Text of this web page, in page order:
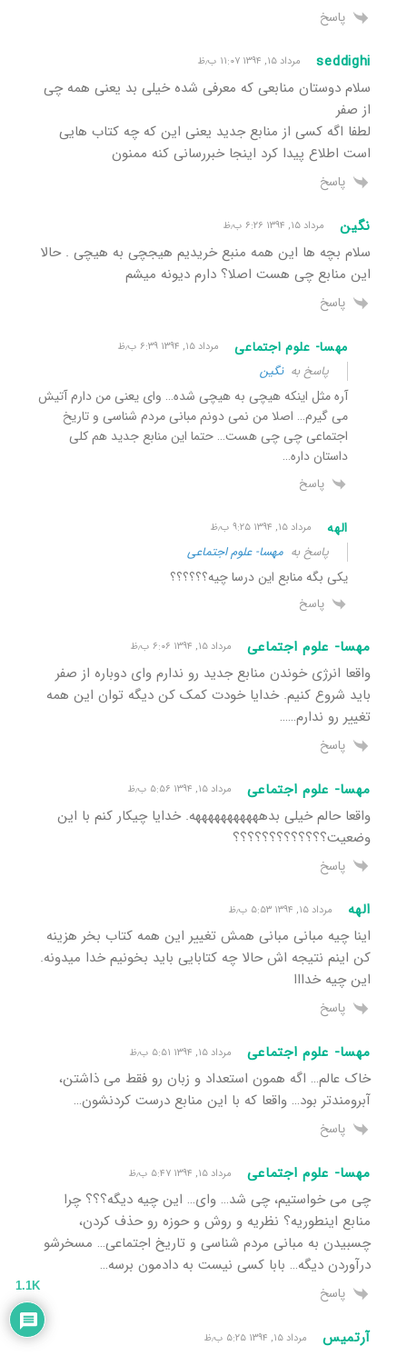
پاسخ
seddighi مرداد ۱۵, ۱۳۹۴ ۱۱:۰۷ ب٫ظ
سلام دوستان منابعی که معرفی شده خیلی بد یعنی همه چی
از صفر
لطفا اگه کسی از منابع جدید یعنی این که چه کتاب هایی
است اطلاع پیدا کرد اینجا خبررسانی کنه ممنون
پاسخ
نگین مرداد ۱۵, ۱۳۹۴ ۶:۲۶ ب٫ظ
سلام بچه ها این همه منبع خریدیم هیجچی به هیچی . حالا
این منابع چی هست اصلا؟ دارم دیونه میشم
پاسخ
مهسا- علوم اجتماعی مرداد ۱۵, ۱۳۹۴ ۶:۳۹ ب٫ظ
پاسخ بهنگین
آره مثل اینکه هیچی به هیچی شده… وای یعنی من دارم آتیش
می گیرم… اصلا من نمی دونم مبانی مردم شناسی و تاریخ
اجتماعی چی چی هست… حتما این منابع جدید هم کلی
داستان داره…
پاسخ
الهه مرداد ۱۵, ۱۳۹۴ ۹:۲۵ ب٫ظ
پاسخ به مهسا- علوم اجتماعی
یکی بگه منابع این درسا چیه؟؟؟؟؟؟
پاسخ
مهسا- علوم اجتماعی مرداد ۱۵, ۱۳۹۴ ۶:۰۶ ب٫ظ
واقعا انرژی خوندن منابع جدید رو ندارم وای دوباره از صفر
باید شروع کنیم. خدایا خودت کمک کن دیگه توان این همه
تغییر رو ندارم……
پاسخ
مهسا- علوم اجتماعی مرداد ۱۵, ۱۳۹۴ ۵:۵۶ ب٫ظ
واقعا حالم خیلی بدهههههههههههه. خدایا چیکار کنم با این
وضعیت؟؟؟؟؟؟؟؟؟؟؟؟؟
پاسخ
الهه مرداد ۱۵, ۱۳۹۴ ۵:۵۳ ب٫ظ
اینا چیه مبانی مبانی همش تغییر این همه کتاب بخر هزینه
کن اینم نتیجه اش حالا چه کتابایی باید بخونیم خدا میدونه.
این چیه خدااا
پاسخ
مهسا- علوم اجتماعی مرداد ۱۵, ۱۳۹۴ ۵:۵۱ ب٫ظ
خاک عالم… اگه همون استعداد و زبان رو فقط می ذاشتن،
آبرومندتر بود… واقعا که با این منابع درست کردنشون…
پاسخ
مهسا- علوم اجتماعی مرداد ۱۵, ۱۳۹۴ ۵:۴۷ ب٫ظ
چی می خواستیم، چی شد… وای… این چیه دیگه؟؟؟ چرا
منابع اینطوریه؟ نظریه و روش و حوزه رو حذف کردن،
چسبیدن به مبانی مردم شناسی و تاریخ اجتماعی… مسخرشو
درآوردن دیگه… بابا کسی نیست به دادمون برسه…
پاسخ
آرتمیس مرداد ۱۵, ۱۳۹۴ ۵:۲۵ ب٫ظ
1.1K